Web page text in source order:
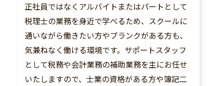
正社員ではなくアルバイトまたはパートとして
税理士の業務を身近で学べるため、スクールに
通いながら働きたい方やブランクがある方も、
気兼ねなく働ける環境です。サポートスタッフ
として税務や会計業務の補助業務を主にお任せ
いたしますので、士業の資格がある方や簿記二